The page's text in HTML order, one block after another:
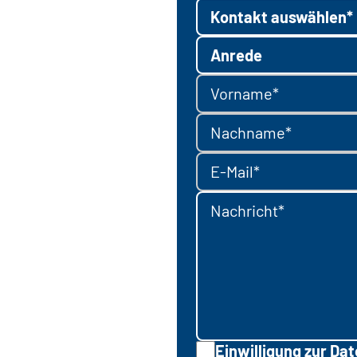
Kontakt auswählen*
Anrede
Vorname*
Nachname*
E-Mail*
Nachricht*
Einwilligung zur